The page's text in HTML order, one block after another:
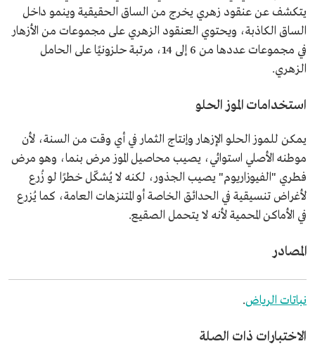
يتكشف عن عنقود زهري يخرج من الساق الحقيقية وينمو داخل
الساق الكاذبة، ويحتوي العنقود الزهري على مجموعات من الأزهار
في مجموعات عددها من 6 إلى 14، مرتبة حلزونيًا على الحامل
الزهري.
استخدامات الموز الحلو
يمكن للموز الحلو الإزهار وإنتاج الثمار في أي وقت من السنة، لأن
موطنه الأصلي استوائي، يصيب محاصيل الموز مرض بنما، وهو مرض
فطري "الفيوزاريوم" يصيب الجذور، لكنه لا يُشكّل خطرًا لو زُرع
لأغراض تنسيقية في الحدائق الخاصة أو المتنزهات العامة، كما يُزرع
في الأماكن المحمية لأنه لا يتحمل الصقيع.
المصادر
نباتات الرياض.
الاختبارات ذات الصلة